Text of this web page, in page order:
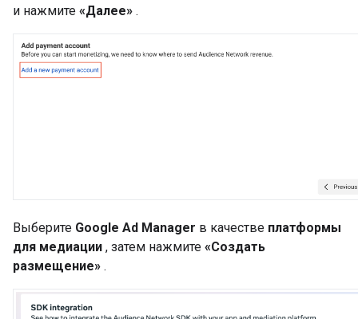
и нажмите «Далее» .
Выберите Google Ad Manager в качестве платформы
для медиации , затем нажмите «Создать
размещение» .